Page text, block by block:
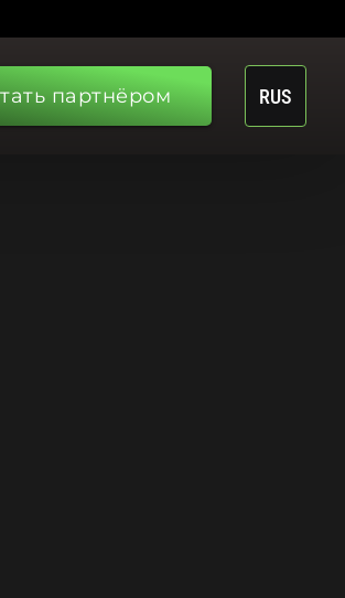
партнёром RUS